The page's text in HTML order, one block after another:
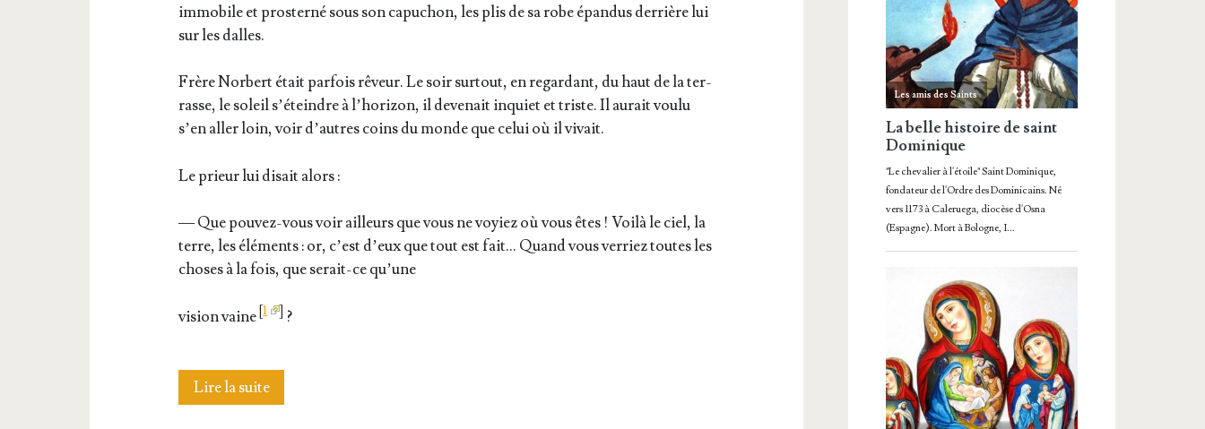
immo­bile et pros­ter­né sous son capu­chon, les plis de sa robe épan­dus der­rière lui
sur les dalles.
Frère Nor­bert était par­fois rêveur. Le soir sur­tout, en regar­dant, du haut de la ter­
rasse, le soleil s’éteindre à l’horizon, il deve­nait inquiet et triste. Il aurait vou­lu
s’en aller loin, voir d’autres coins du monde que celui où il vivait.
Le prieur lui disait alors :
— Que pou­vez-vous voir ailleurs que vous ne voyiez où vous êtes ! Voi­là le ciel, la
terre, les élé­ments : or, c’est d’eux que tout est fait… Quand vous ver­riez toutes les
choses à la fois, que serait-ce qu’une
vision vaine[1 ] ?
Lire la suiteL’imagier